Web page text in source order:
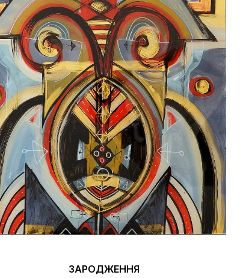
ЗАРОДЖЕННЯ